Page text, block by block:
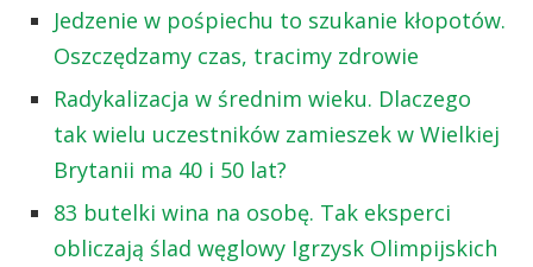
Jedzenie w pośpiechu to szukanie kłopotów.
Oszczędzamy czas, tracimy zdrowie
Radykalizacja w średnim wieku. Dlaczego
tak wielu uczestników zamieszek w Wielkiej
Brytanii ma 40 i 50 lat?
83 butelki wina na osobę. Tak eksperci
obliczają ślad węglowy Igrzysk Olimpijskich